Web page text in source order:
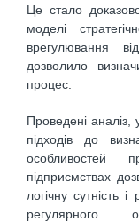
Це стало
моделі
врегулювання
дозволило
процес.
Проведені аналіз,
підходів до
особливостей
підприємствах
логічну сутність
регулярного